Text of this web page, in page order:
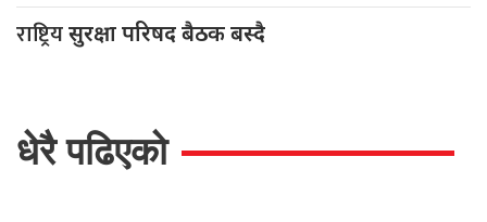
राष्ट्रियसुरक्षा परिषद बैठक बस्दै
धेरै पढिएको